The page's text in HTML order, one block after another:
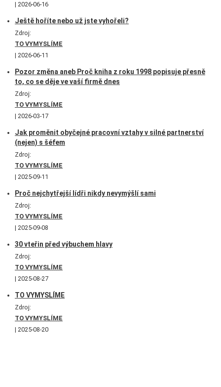
2026-06-16
Ještě hoříte nebo už jste vyhořeli?
Zdroj:
TO VYMYSLÍME
2026-06-11
Pozor změna aneb Proč kniha z roku 1998 popisuje přesně
to, co se děje ve vaší firmě dnes
Zdroj:
TO VYMYSLÍME
2026-03-17
Jak proměnit obyčejné pracovní vztahy v silné partnerství
(nejen) s šéfem
Zdroj:
TO VYMYSLÍME
2025-09-11
Proč nejchytřejší lídři nikdy nevymýšlí sami
Zdroj:
TO VYMYSLÍME
2025-09-08
30 vteřin před výbuchem hlavy
Zdroj:
TO VYMYSLÍME
2025-08-27
TO VYMYSLÍME
Zdroj:
TO VYMYSLÍME
2025-08-20